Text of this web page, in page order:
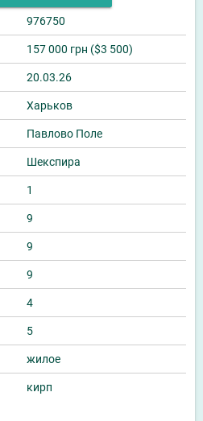
976750
157 000 грн ($3 500)
20.03.26
Харьков
Павлово Поле
Шекспира
1
9
9
9
4
5
жилое
кирп